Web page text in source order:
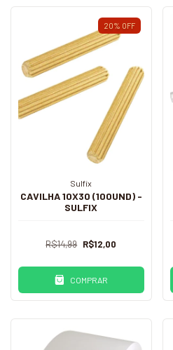
20% OFF
Sulfix
CAVILHA 10X30 (100UND) -
SULFIX
R$14,99 R$12,00
COMPRAR